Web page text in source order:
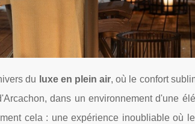
du luxe en plein air, où le confort
dans un environnement d'une
cela : une expérience inoubliable où